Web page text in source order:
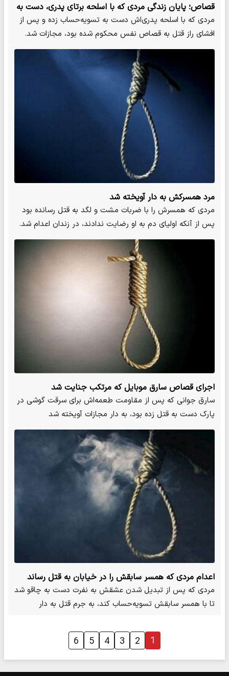
قصاص؛ پایان زندگی مردی که با اسلحه برتای پدری، دست به
جنایت زد
مردی که با اسلحه پدری‌اش دست به تسویه‌حساب زده و پس از
افشای راز قتل به قصاص نفس محکوم شده بود، مجازات شد.
مرد همسرکش به دار آویخته شد
مردی که همسرش را با ضربات مشت و لگد به قتل رسانده بود
پس از آنکه اولیای دم به او رضایت ندادند، در زندان اعدام شد.
اجرای قصاص سارق موبایل که مرتکب جنایت شد
سارق جوانی که پس از مقاومت طعمه‌اش برای سرقت گوشی در
پارک دست به قتل زده بود، به دار مجازات آویخته شد
اعدام مردی که همسر سابقش را در خیابان به قتل رساند
مردی که پس از تبدیل شدن عشقش به نفرت دست به چاقو شد
تا با همسر سابقش تسویه‌حساب کند، به جرم قتل به دار
1
2
3
4
5
6